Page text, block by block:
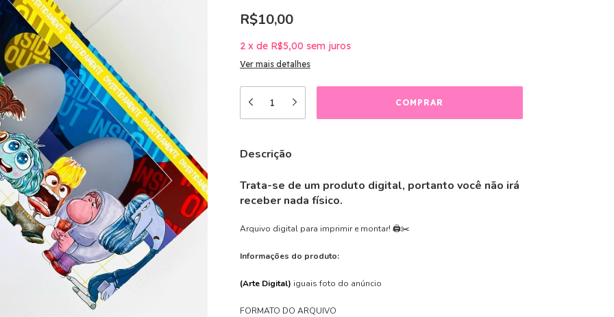
R$10,00
2 x de R$5,00 sem juros
Ver mais detalhes
Descrição
Trata-se de um produto digital, portanto você não irá
receber nada físico.
Arquivo digital para imprimir e montar! 🖨️✂️
Informações do produto:
(Arte Digital) iguais foto do anúncio
FORMATO DO ARQUIVO